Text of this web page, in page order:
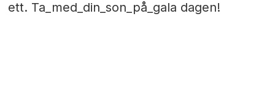
ett. Ta_med_din_son_på_gala dagen!